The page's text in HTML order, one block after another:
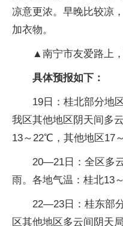
凉意更浓。早晚比较凉
加衣物。
▲南宁市友爱路上
具体预报如下：
19日：桂北部分地
我区其他地区阴天间多
13～22℃，其他地区17
20—21日：全区多
雨。各地气温：桂北13
22—23日：桂东部
区其他地区多云间阴天